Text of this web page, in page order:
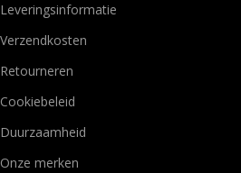
Leveringsinformatie
Verzendkosten
Retourneren
Cookiebeleid
Duurzaamheid
Onze merken